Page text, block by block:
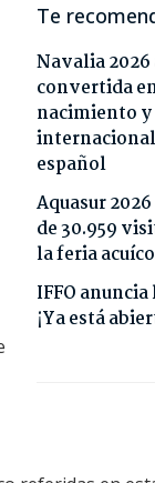
Te
Navalia 2026
convertida
nacimiento
español
Aquasur
de 30.959
la feria
IFFO
¡Ya está